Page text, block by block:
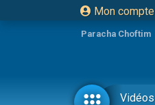
Mon compte
Paracha Choftim
Vidéos